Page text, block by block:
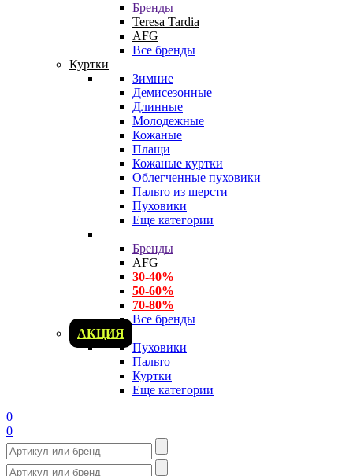
Бренды
Teresa Tardia
AFG
Все бренды
Куртки
Зимние
Демисезонные
Длинные
Молодежные
Кожаные
Плащи
Кожаные куртки
Облегченные пуховики
Пальто из шерсти
Пуховики
Еще категории
Бренды
AFG
30-40%
50-60%
70-80%
Все бренды
АКЦИЯ
Пуховики
Пальто
Куртки
Еще категории
0
0